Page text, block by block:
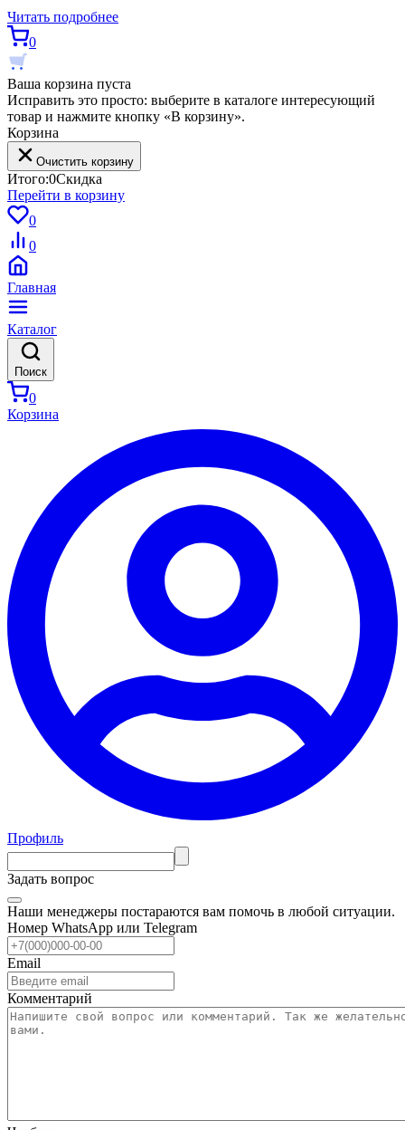
Читать подробнее
0
Ваша корзина пуста
Исправить это просто: выберите в каталоге интересующий
товар и нажмите кнопку «В корзину».
Корзина
Очистить корзину
Итого:0Скидка
Перейти в корзину
0
0
Главная
Каталог
Поиск
0
Корзина
Профиль
Задать вопрос
Наши менеджеры постараются вам помочь в любой ситуации.
Номер WhatsApp или Telegram
Email
Комментарий